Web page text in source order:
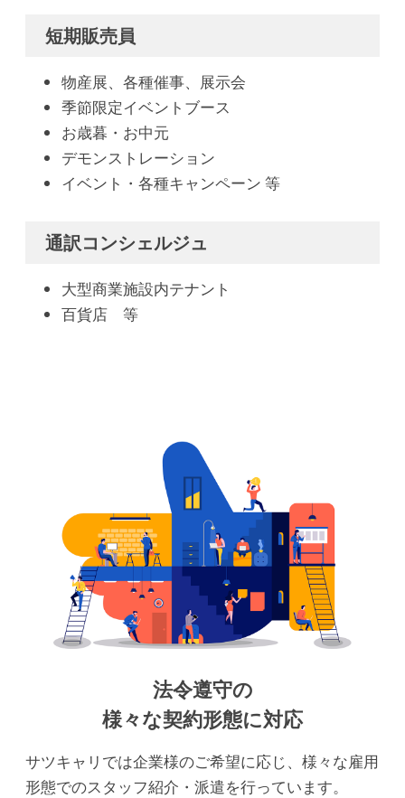
短期販売員
物産展、各種催事、展示会
季節限定イベントブース
お歳暮・お中元
デモンストレーション
イベント・各種キャンペーン 等
通訳コンシェルジュ
大型商業施設内テナント
百貨店 等
法令遵守の
様々な契約形態に対応
サツキャリでは企業様のご希望に応じ、様々な雇用
形態でのスタッフ紹介・派遣を行っています。